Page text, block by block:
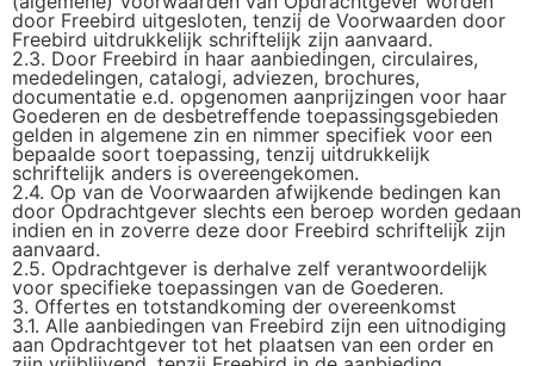
door Freebird uitgesloten, tenzij de Voorwaarden door
Freebird uitdrukkelijk schriftelijk zijn aanvaard.
2.3. Door Freebird in haar aanbiedingen, circulaires,
mededelingen, catalogi, adviezen, brochures,
documentatie e.d. opgenomen aanprijzingen voor haar
Goederen en de desbetreffende toepassingsgebieden
gelden in algemene zin en nimmer specifiek voor een
bepaalde soort toepassing, tenzij uitdrukkelijk
schriftelijk anders is overeengekomen.
2.4. Op van de Voorwaarden afwijkende bedingen kan
door Opdrachtgever slechts een beroep worden gedaan
indien en in zoverre deze door Freebird schriftelijk zijn
aanvaard.
2.5. Opdrachtgever is derhalve zelf verantwoordelijk
voor specifieke toepassingen van de Goederen.
3. Offertes en totstandkoming der overeenkomst
3.1. Alle aanbiedingen van Freebird zijn een uitnodiging
aan Opdrachtgever tot het plaatsen van een order en